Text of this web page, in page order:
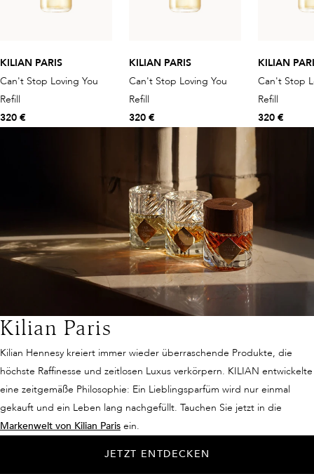
KILIAN PARIS
Can't Stop Loving You
Refill
320 €
KILIAN PARIS
Can't Stop Loving You
Refill
320 €
KILIAN
Can't Stop
Refill
320 €
Kilian Paris
Kilian Hennesy kreiert immer wieder überraschende Produkte, die
höchste Raffinesse und zeitlosen Luxus verkörpern. KILIAN entwickelte
eine zeitgemäße Philosophie: Ein Lieblingsparfüm wird nur einmal
gekauft und ein Leben lang nachgefüllt. Tauchen Sie jetzt in die
Markenwelt von Kilian Paris ein.
JETZT ENTDECKEN